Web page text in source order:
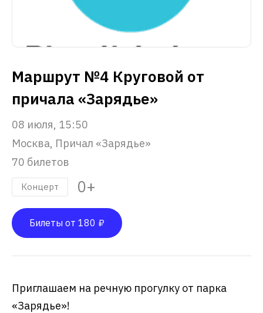
Маршрут №4 Круговой от
причала «Зарядье»
08 июля, 15:50
Москва, Причал «Зарядье»
70 билетов
Концерт 0+
Билеты от 180 ₽
Приглашаем на речную прогулку от парка
«Зарядье»!